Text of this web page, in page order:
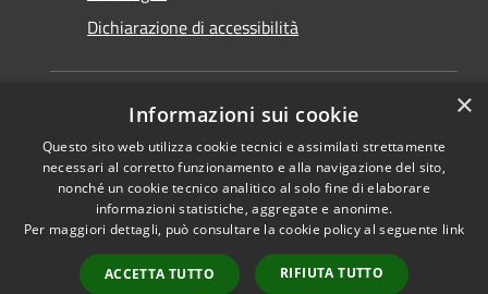
Dichiarazione di accessibilità
RSS
Accessibilità
Cookie
Mappa del sito
Copyright © 2026 • Comune di
Santarcangelo di Romagna •
Powered byMunicipium
Accesso redazione
×
Informazioni sui cookie
Questo sito web utilizza cookie tecnici e assimilati strettamente
necessari al corretto funzionamento e alla navigazione del sito,
nonché un cookie tecnico analitico al solo fine di elaborare
informazioni statistiche, aggregate e anonime.
Per maggiori dettagli, può consultare la cookie policy al seguente link
ACCETTA TUTTO RIFIUTA TUTTO